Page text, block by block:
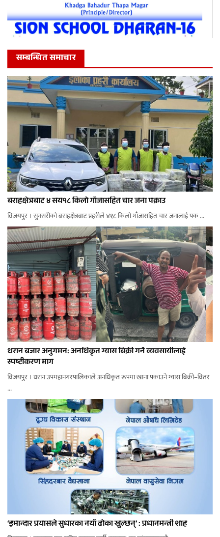
सम्बन्धित समाचार
बराहक्षेत्रबाट ४ सय१८ किलो गाँजासहित चार जना पक्राउ
विजयपुर । सुनसरीको बराहक्षेत्रबाट प्रहरीले ४१८ किलो गाँजासहित चार जनालाई पक ...
धरान बजार अनुगमन: अनधिकृत ग्यास बिक्री गर्ने व्यवसायीलाई
स्पष्टीकरण माग
विजयपुर । धरान उपमहानगरपालिकाले अनधिकृत रूपमा खाना पकाउने ग्यास बिक्री–वितर
...
‘इमान्दार प्रयासले सुधारका नयाँ ढोका खुल्छन्’ : प्रधानमन्त्री शाह